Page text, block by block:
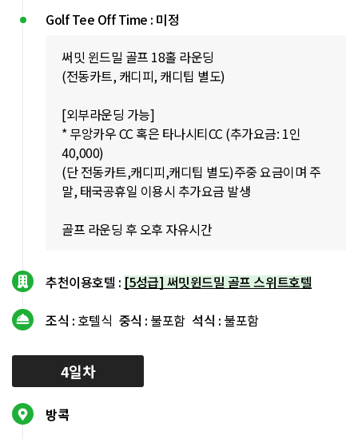
Golf Tee Off Time : 미정
써밋 윈드밀 골프 18홀 라운딩
(전동카트, 캐디피, 캐디팁 별도)
[외부라운딩 가능]
* 무앙카우 CC 혹은 타나시티CC (추가요금: 1인
40,000)
(단 전동카트,캐디피,캐디팁 별도)주중 요금이며 주
말, 태국공휴일 이용시 추가요금 발생
골프 라운딩 후 오후 자유시간
추천이용호텔 :[5성급] 써밋윈드밀 골프 스위트호텔
조식 : 호텔식 중식 : 불포함 석식 : 불포함
4일차
방콕